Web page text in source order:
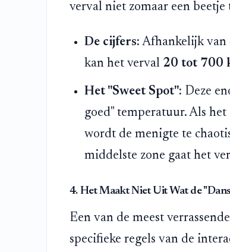
verval niet zomaar een
De cijfers: Afhankelijk van
kan het verval 20 tot 700
Het "Sweet Spot": Deze
goed" temperatuur. Als
wordt de menigte te
middelste zone gaat het
4. Het Maakt Niet Uit Wat de
Een van de meest
specifieke regels van de